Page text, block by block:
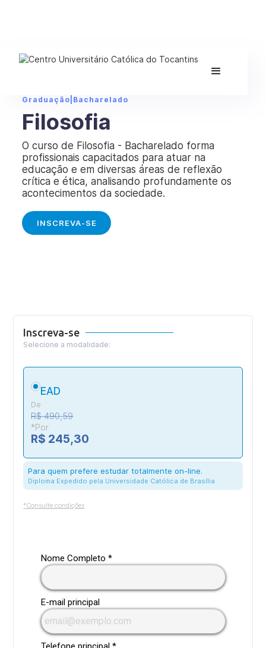
Graduação Bacharelado
Filosofia
O curso de Filosofia - Bacharelado forma
profissionais capacitados para atuar na
educação e em diversas áreas de reflexão
crítica e ética, analisando profundamente os
acontecimentos da sociedade.
INSCREVA-SE
Inscreva-se
Selecione a modalidade:
EAD
De
R$ 490,59
*Por
R$ 245,30
Para quem prefere estudar totalmente on-line.
Diploma Expedido pela Universidade Católica de Brasília
*Consulte condições